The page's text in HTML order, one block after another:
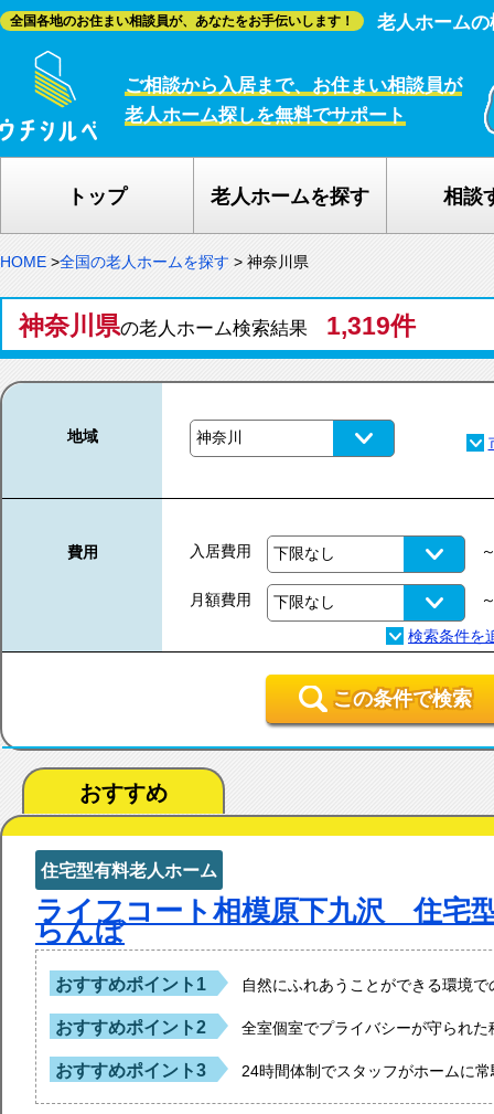
全国各地のお住まい相談員が、あなたをお手伝いします！ 老人ホーム
ご相談から入居まで、お住まい相談員が
老人ホーム探しを無料でサポート
トップ 老人ホームを探す 相談
HOME >全国の老人ホームを探す > 神奈川県
神奈川県の老人ホーム検索結果 1,319件
地域
費用 入居費用
月額費用
この条件で検索
おすすめ
住宅型有料老人ホーム
ライフコート相模原下九沢 住宅
らんぼ
おすすめポイント1 自然にふれあうことができる環境
おすすめポイント2 全室個室でプライバシーが守られた
おすすめポイント3 24時間体制でスタッフがホームに